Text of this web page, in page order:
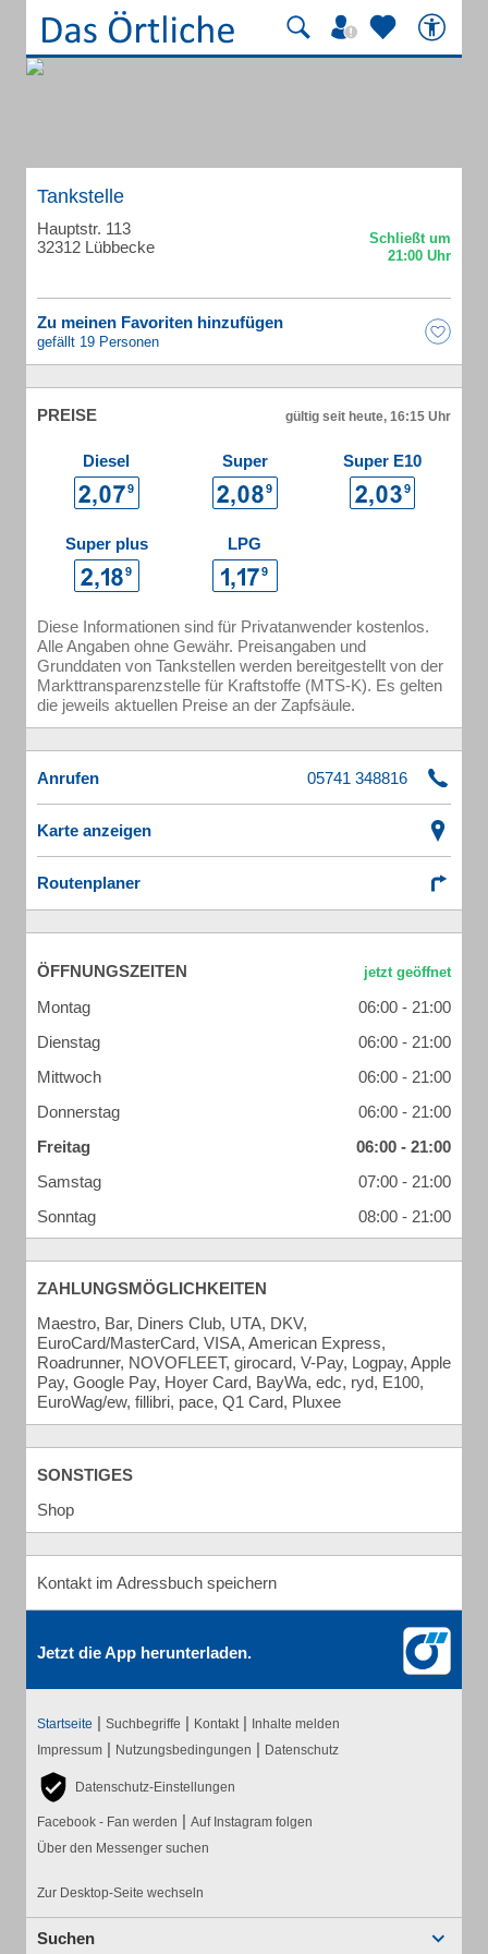
Tankstelle
Hauptstr. 113
32312 Lübbecke
Zu meinen Favoriten hinzufügen
gefällt 19 Personen
PREISE gültig seit heute, 16:15 Uhr
Diesel Super Super E10
Super plus LPG
Diese Informationen sind für Privatanwender kostenlos.
Alle Angaben ohne Gewähr. Preisangaben und
Grunddaten von Tankstellen werden bereitgestellt von der
Markttransparenzstelle für Kraftstoffe (MTS-K). Es gelten
die jeweils aktuellen Preise an der Zapfsäule.
Anrufen
Karte anzeigen
Routenplaner
ÖFFNUNGSZEITEN
Montag
06:00 - 21:00
Dienstag
06:00 - 21:00
Mittwoch
06:00 - 21:00
Donnerstag
06:00 - 21:00
Freitag
06:00 - 21:00
Samstag
07:00 - 21:00
Sonntag
08:00 - 21:00
ZAHLUNGSMÖGLICHKEITEN
Maestro, Bar, Diners Club, UTA, DKV,
EuroCard/MasterCard, VISA, American Express,
Roadrunner, NOVOFLEET, girocard, V-Pay, Logpay, Apple
Pay, Google Pay, Hoyer Card, BayWa, edc, ryd, E100,
EuroWag/ew, fillibri, pace, Q1 Card, Pluxee
SONSTIGES
Shop
Kontakt im Adressbuch speichern
Jetzt die App herunterladen.
Startseite | Suchbegriffe | Kontakt | Inhalte melden
Impressum | Nutzungsbedingungen | Datenschutz
Datenschutz-Einstellungen
Facebook - Fan werden | Auf Instagram folgen
Über den Messenger suchen
Zur Desktop-Seite wechseln
Suchen